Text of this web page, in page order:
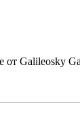
Galileosky